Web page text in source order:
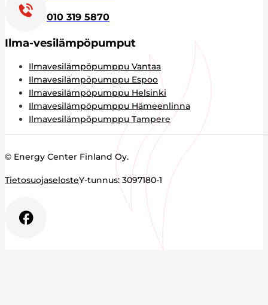
010 319 5870
Ilma-vesilämpöpumput
Ilmavesilämpöpumppu Vantaa
Ilmavesilämpöpumppu Espoo
Ilmavesilämpöpumppu Helsinki
Ilmavesilämpöpumppu Hämeenlinna
Ilmavesilämpöpumppu Tampere
© Energy Center Finland Oy.
TietosuojaselosteY-tunnus: 3097180-1